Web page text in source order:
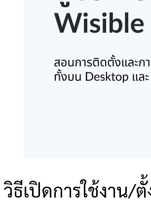
วิธีเปิดการใช้งาน/